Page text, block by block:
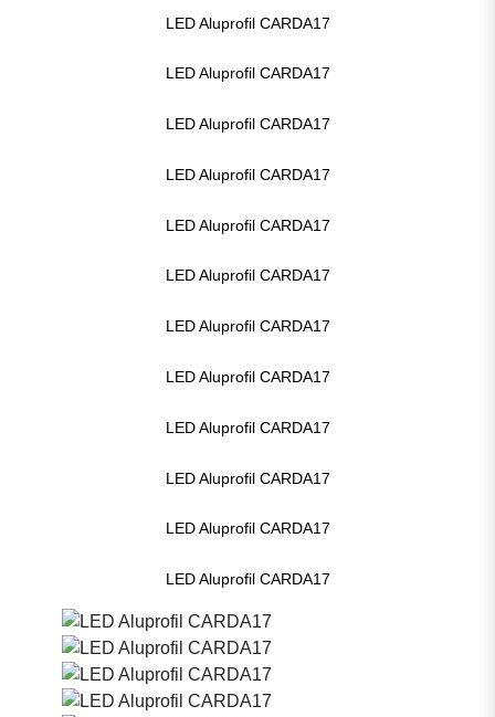
LED Aluprofil CARDA17
LED Aluprofil CARDA17
LED Aluprofil CARDA17
LED Aluprofil CARDA17
LED Aluprofil CARDA17
LED Aluprofil CARDA17
LED Aluprofil CARDA17
LED Aluprofil CARDA17
LED Aluprofil CARDA17
LED Aluprofil CARDA17
LED Aluprofil CARDA17
LED Aluprofil CARDA17